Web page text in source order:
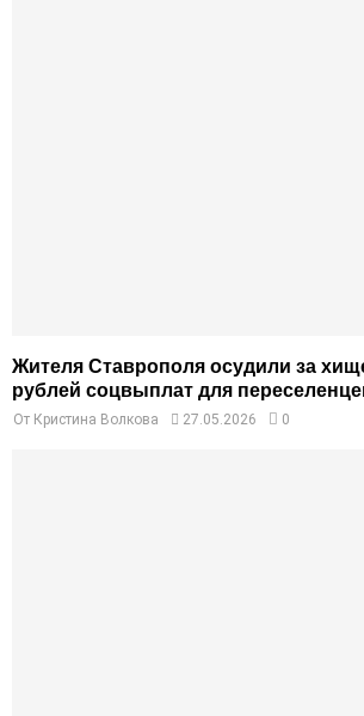
Жителя Ставрополя осудили за
рублей соцвыплат для
От Кристина Волкова 27.05.2026 0